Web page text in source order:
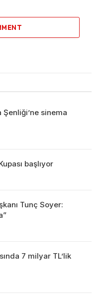
sinema
başlıyor
Tunç Soyer:
7 milyar TL’lik